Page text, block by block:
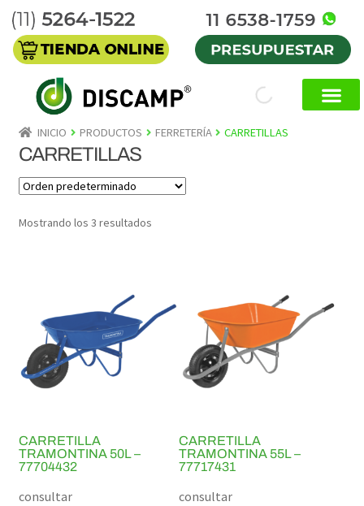
INICIO PRODUCTOS FERRETERÍA CARRETILLAS
CARRETILLAS
Mostrando los 3 resultados
CARRETILLA
TRAMONTINA 50L –
77704432
consultar
CARRETILLA
TRAMONTINA 55L –
77717431
consultar